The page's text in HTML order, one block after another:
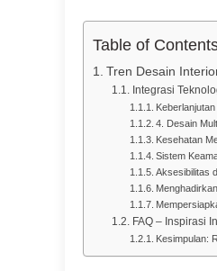
Table of
Tren Desain
Integrasi
4. Desain
Kesehatan
Sistem
Aksesibilitas
FAQ – Inspirasi
Kesimpulan: